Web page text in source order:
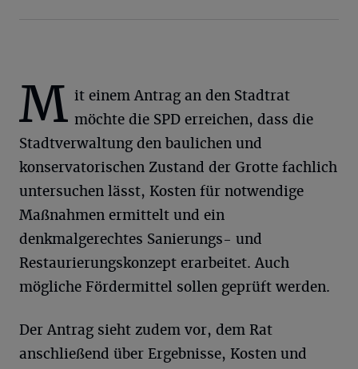
M it einem Antrag an den Stadtrat
möchte die SPD erreichen, dass die
Stadtverwaltung den baulichen und
konservatorischen Zustand der Grotte fachlich
untersuchen lässt, Kosten für notwendige
Maßnahmen ermittelt und ein
denkmalgerechtes Sanierungs- und
Restaurierungskonzept erarbeitet. Auch
mögliche Fördermittel sollen geprüft werden.
Der Antrag sieht zudem vor, dem Rat
anschließend über Ergebnisse, Kosten und